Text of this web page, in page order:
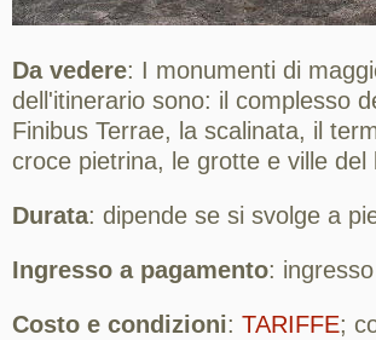
Da vedere: I monumenti di
dell'itinerario sono: il complesso
Finibus Terrae, la scalinata, il
croce pietrina, le grotte e ville del
Durata: dipende se si svolge a
Ingresso a pagamento:
Costo e condizioni: TARIFFE;